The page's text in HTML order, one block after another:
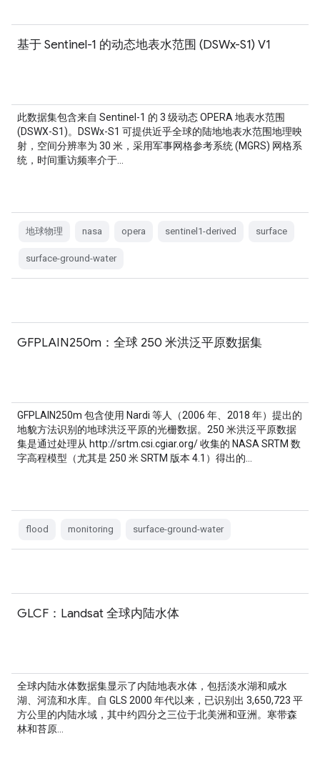
基于 Sentinel-1 的动态地表水范围 (DSWx-S1) V1
此数据集包含来自 Sentinel-1 的 3 级动态 OPERA 地表水范围
(DSWX-S1)。DSWx-S1 可提供近乎全球的陆地地表水范围地理映
射，空间分辨率为 30 米，采用军事网格参考系统 (MGRS) 网格系
统，时间重访频率介于…
地球物理 nasa opera sentinel1-derived surface
surface-ground-water
GFPLAIN250m：全球 250 米洪泛平原数据集
GFPLAIN250m 包含使用 Nardi 等人（2006 年、2018 年）提出的
地貌方法识别的地球洪泛平原的光栅数据。250 米洪泛平原数据
集是通过处理从 http://srtm.csi.cgiar.org/ 收集的 NASA SRTM 数
字高程模型（尤其是 250 米 SRTM 版本 4.1）得出的…
flood monitoring surface-ground-water
GLCF：Landsat 全球内陆水体
全球内陆水体数据集显示了内陆地表水体，包括淡水湖和咸水
湖、河流和水库。自 GLS 2000 年代以来，已识别出 3,650,723 平
方公里的内陆水域，其中约四分之三位于北美洲和亚洲。寒带森
林和苔原…